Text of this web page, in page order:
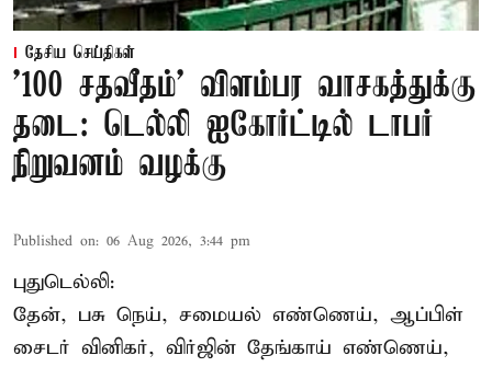
தேசிய செய்திகள்
'100 சதவீதம்' விளம்பர வாசகத்துக்கு
தடை: டெல்லி ஐகோர்ட்டில் டாபர்
நிறுவனம் வழக்கு
Published on: 06 Aug 2026, 3:44 pm
புதுடெல்லி:
தேன், பசு நெய், சமையல் எண்ணெய், ஆப்பிள்
சைடர் வினிகர், விர்ஜின் தேங்காய் எண்ணெய்,